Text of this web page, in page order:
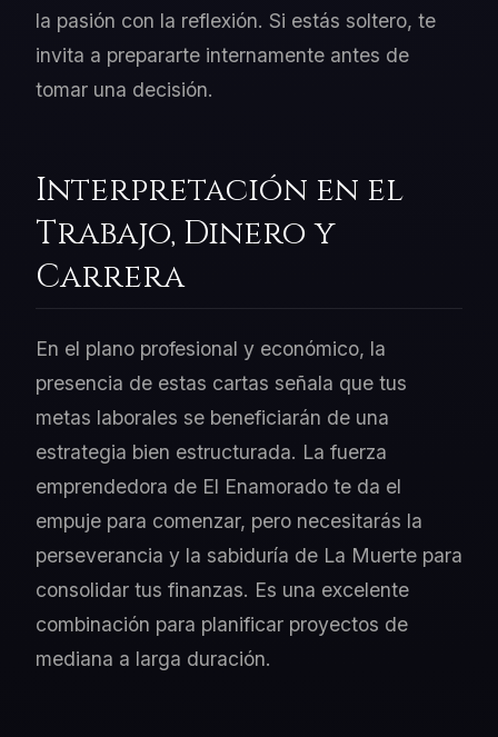
la pasión con la reflexión. Si estás soltero, te
invita a prepararte internamente antes de
tomar una decisión.
Interpretación en el
Trabajo, Dinero y
Carrera
En el plano profesional y económico, la
presencia de estas cartas señala que tus
metas laborales se beneficiarán de una
estrategia bien estructurada. La fuerza
emprendedora de El Enamorado te da el
empuje para comenzar, pero necesitarás la
perseverancia y la sabiduría de La Muerte para
consolidar tus finanzas. Es una excelente
combinación para planificar proyectos de
mediana a larga duración.